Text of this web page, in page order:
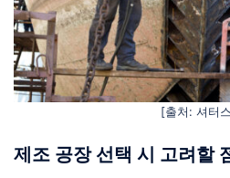
[출처: 셔터
제조 공장 선택 시 고려할